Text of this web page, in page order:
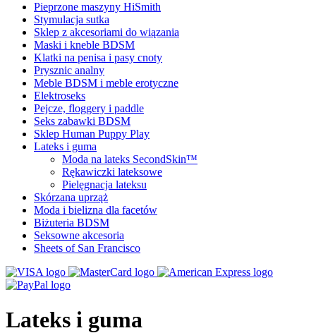
Pieprzone maszyny HiSmith
Stymulacja sutka
Sklep z akcesoriami do wiązania
Maski i kneble BDSM
Klatki na penisa i pasy cnoty
Prysznic analny
Meble BDSM i meble erotyczne
Elektroseks
Pejcze, floggery i paddle
Seks zabawki BDSM
Sklep Human Puppy Play
Lateks i guma
Moda na lateks SecondSkin™
Rękawiczki lateksowe
Pielęgnacja lateksu
Skórzana uprząż
Moda i bielizna dla facetów
Biżuteria BDSM
Seksowne akcesoria
Sheets of San Francisco
Lateks i guma